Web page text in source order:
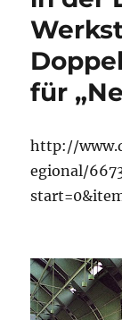
für
http://
egional/